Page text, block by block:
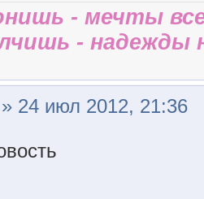
- мечты
- надежды
24 июл 2012, 21:36